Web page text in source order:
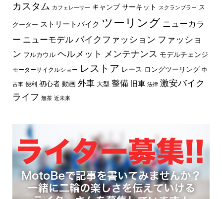
カスタム カフェレーサー キャンプ サーキット スクランブラー ス
クーター ストリートバイク ツーリング ニューカラ
ー ニューモデル バイクファッション ファッショ
ン フルカウル ヘルメット メンテナンス モデルチェンジ
モーターサイクルショー レストア レース ロングツーリング 中
古車 便利 初心者 動画 外車 大型 整備 旧車 法律 激安バイク
ライフ 無茶 近未来